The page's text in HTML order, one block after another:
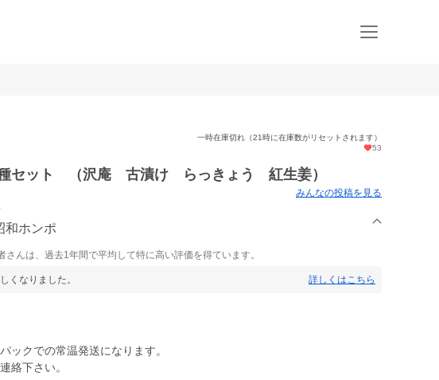
一時在庫切れ（21時に在庫数がリセットされます）
53
ット （沢庵 古漬け らっきょう 紅生姜）
みんなの投稿を見る
和ホンポ
さんは、過去1年間で平均して特に高い評価を得ています。
くなりました。 詳しくはこちら
ックでの常温発送になります。
絡下さい。